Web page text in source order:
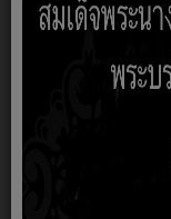
นายโพธิ์ นามฮุง
นายวิไล เกณทวี ร
นายสุวรรณ สอนอา
097 0714119